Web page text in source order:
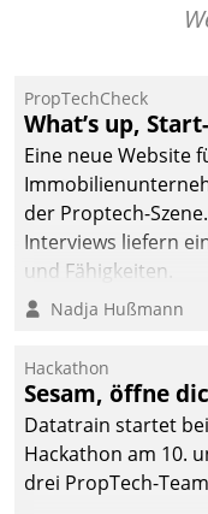
deutscher
– und beschleunigt
den Weg vom
Mieteranliegen zum
PropTechCheck
What’s up,
Eine neue Website
der Proptech-
Interviews liefern
und Fähigkeiten.
Nadja Hußmann
Hackathon
Sesam, öffne
Datatrain startet
Hackathon am 10.
drei PropTech-